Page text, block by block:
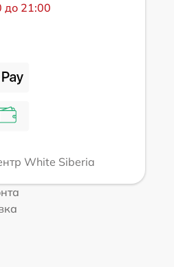
до 21:00
White Siberia